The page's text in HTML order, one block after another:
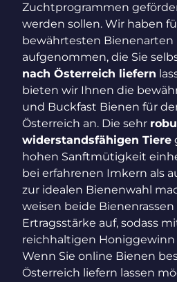
Zuchtprogrammen
werden sollen. Wir haben
bewährtesten Bienenarten
aufgenommen, die Sie
nach Österreich liefern
bieten wir Ihnen die
und Buckfast Bienen für
Österreich an. Die sehr
widerstandsfähigen Tiere
hohen Sanftmütigkeit
bei erfahrenen Imkern als
zur idealen Bienenwahl
weisen beide
Ertragsstärke auf, sodass
reichhaltigen Honiggewinn
Wenn Sie online Bienen
Österreich liefern lassen